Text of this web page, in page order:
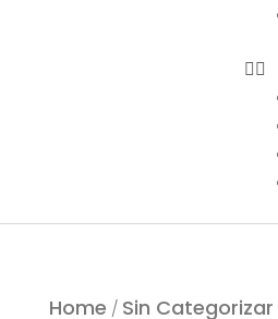
Home / Sin Categorizar